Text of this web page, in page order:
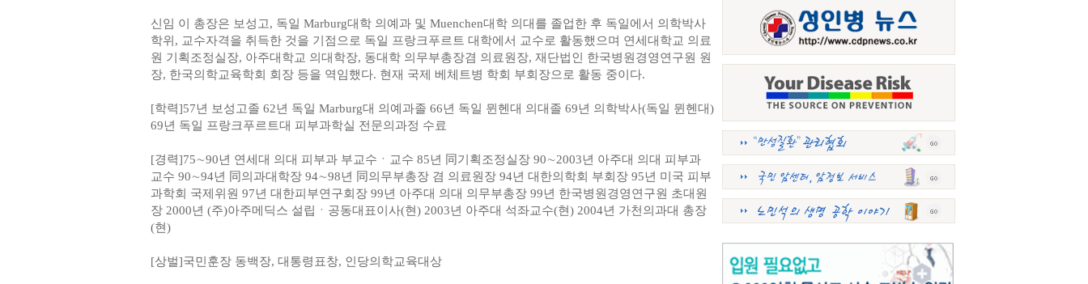
신임 이 총장은 보성고, 독일 Marburg대학 의예과 및 Muenchen대학 의대를 졸업한 후 독일에서 의학박사
학위, 교수자격을 취득한 것을 기점으로 독일 프랑크푸르트 대학에서 교수로 활동했으며 연세대학교 의료
원 기획조정실장, 아주대학교 의대학장, 동대학 의무부총장겸 의료원장, 재단법인 한국병원경영연구원 원
장, 한국의학교육학회 회장 등을 역임했다. 현재 국제 베체트병 학회 부회장으로 활동 중이다.
[학력]57년 보성고졸 62년 독일 Marburg대 의예과졸 66년 독일 뮌헨대 의대졸 69년 의학박사(독일 뮌헨대)
69년 독일 프랑크푸르트대 피부과학실 전문의과정 수료
[경력]75∼90년 연세대 의대 피부과 부교수ㆍ교수 85년 同기획조정실장 90∼2003년 아주대 의대 피부과
교수 90∼94년 同의과대학장 94∼98년 同의무부총장 겸 의료원장 94년 대한의학회 부회장 95년 미국 피부
과학회 국제위원 97년 대한피부연구회장 99년 아주대 의대 의무부총장 99년 한국병원경영연구원 초대원
장 2000년 (주)아주메딕스 설립ㆍ공동대표이사(현) 2003년 아주대 석좌교수(현) 2004년 가천의과대 총장
(현)
[상벌]국민훈장 동백장, 대통령표창, 인당의학교육대상